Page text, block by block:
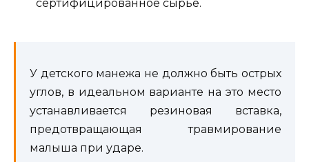
сертифицированное сырье.
У детского манежа не должно быть острых
углов, в идеальном варианте на это место
устанавливается резиновая вставка,
предотвращающая травмирование
малыша при ударе.